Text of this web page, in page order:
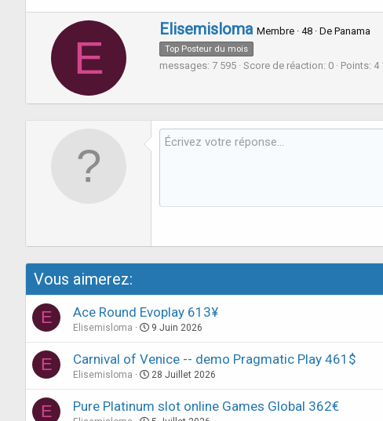
E
W
r
t
b
Elisemisloma Membre · 48 · De Panama
Top Posteur du mois
messages 7 595 Score de réaction 0 Points 4
Vous aimerez:
E Ace Round Evoplay 613¥
Elisemisloma 9 Juin 2026
E Carnival of Venice -- demo Pragmatic Play 461$
Elisemisloma 28 Juillet 2026
E Pure Platinum slot online Games Global 362€